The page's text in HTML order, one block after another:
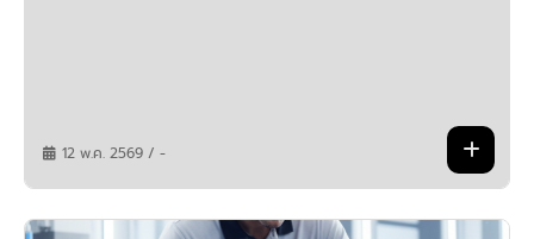
12 พ.ค. 2569 / -